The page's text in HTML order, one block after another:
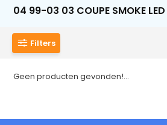
04 99-03 03 COUPE SMOKE LED
Filters
Geen producten gevonden!...